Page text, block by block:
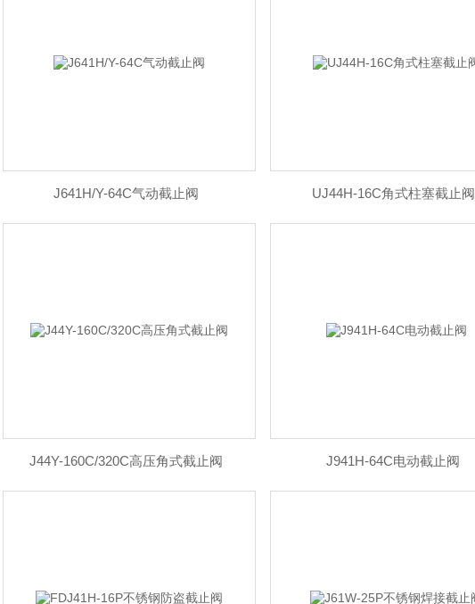
J641H/Y-64C气动截止阀 UJ44H-16C角式柱塞截止阀
J44Y-160C/320C高压角式截止阀 J941H-64C电动截止阀